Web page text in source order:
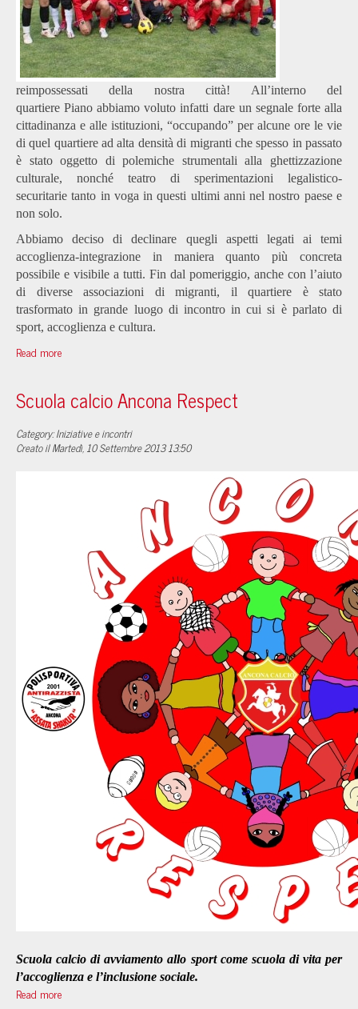
reimpossessati della nostra città! All’interno del
quartiere Piano abbiamo voluto infatti dare un segnale forte alla
cittadinanza e alle istituzioni, “occupando” per alcune ore le vie
di quel quartiere ad alta densità di migranti che spesso in passato
è stato oggetto di polemiche strumentali alla ghettizzazione
culturale, nonché teatro di sperimentazioni legalistico-
securitarie tanto in voga in questi ultimi anni nel nostro paese e
non solo.
Abbiamo deciso di declinare quegli aspetti legati ai temi
accoglienza-integrazione in maniera quanto più concreta
possibile e visibile a tutti. Fin dal pomeriggio, anche con l’aiuto
di diverse associazioni di migranti, il quartiere è stato
trasformato in grande luogo di incontro in cui si è parlato di
sport, accoglienza e cultura.
Read more
Scuola calcio Ancona Respect
Category: Iniziative e incontri
Creato il Martedì, 10 Settembre 2013 13:50
Scuola calcio di avviamento allo sport come scuola di vita per
l’accoglienza e l’inclusione sociale.
Read more